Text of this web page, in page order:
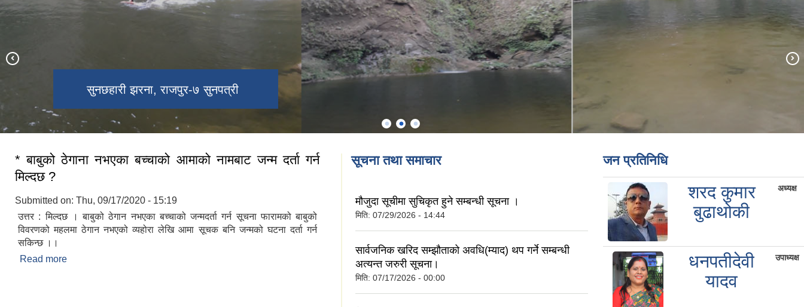
मयुर ताल, राजपुर-६ खंग्रा नाका
सुनछहारी झरना, राजपुर-७ सुनपत्री
ऐतिहासिक शिव मन्दिर, राजपुर-३, खरदरिया
* बाबुको ठेगाना नभएका बच्चाको आमाको नामबाट जन्म दर्ता गर्न
मिल्दछ ?
Submitted on: Thu, 09/17/2020 - 15:19
उत्तर : मिल्दछ । बाबुको ठेगान नभएका बच्चाको जन्मदर्ता गर्न सूचना फारामको बाबुको
विवरणको महलमा ठेगान नभएको व्यहोरा लेखि आमा सूचक बनि जन्मको घटना दर्ता गर्न
सकिन्छ ।।
Read more
सूचना तथा समाचार
मौजुदा सूचीमा सुचिकृत हुने सम्बन्धी सूचना ।
मिति: 07/29/2026 - 14:44
सार्वजनिक खरिद सम्झौताको अवधि(म्याद) थप गर्ने सम्बन्धी
अत्यन्त जरुरी सूचना।
मिति: 07/17/2026 - 00:00
जन प्रतिनिधि
शरद कुमार
बुढाथोकी
अध्यक्ष
धनपतीदेवी
यादव
उपाध्यक्ष